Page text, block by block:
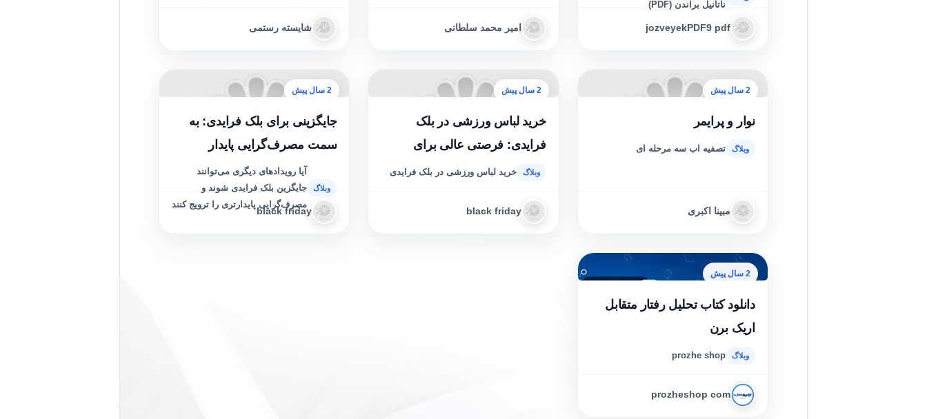
ناتانیل براندن (PDF)
jozveyekPDF9 pdf امیر محمد سلطانی شایسته رستمی
2 سال پیش
نوار و پرایمر
تصفیه اب سه مرحله ای
مبینا اکبری
2 سال پیش
خرید لباس ورزشی در بلک
فرایدی: فرصتی عالی برای
ارتقای استایل و تمرینات شما
خرید لباس ورزشی در بلک فرایدی
black friday
2 سال پیش
جایگزینی برای بلک فرایدی: به
سمت مصرف‌گرایی پایدار
آیا رویدادهای دیگری می‌توانند
جایگزین بلک فرایدی شوند و
مصرف‌گرایی پایدارتری را ترویج کنند
black friday
2 سال پیش
دانلود کتاب تحلیل رفتار متقابل
اریک برن
prozhe shop
prozheshop com